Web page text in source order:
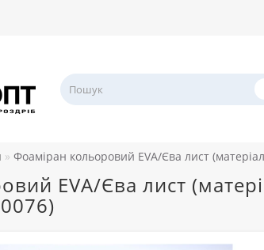
Фоаміран кольоровий EVA/Єва лист
EVA/Єва лист